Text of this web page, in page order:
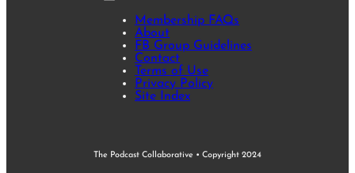
Membership FAQs
About
FB Group Guidelines
Contact
Terms of Use
Privacy Policy
Site Index
The Podcast Collaborative • Copyright 2024